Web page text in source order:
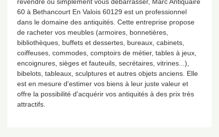
60 à Bethancourt En Valois 60129 est un professionnel
dans le domaine des antiquités. Cette entreprise propose
de racheter vos meubles (armoires, bonnetières,
bibliothèques, buffets et dessertes, bureaux, cabinets,
coiffeuses, commodes, comptoirs de métier, tables à jeux,
encoignures, sièges et fauteuils, secrétaires, vitrines...),
bibelots, tableaux, sculptures et autres objets anciens. Elle
est en mesure d'estimer vos biens à leur juste valeur et
offre la possibilité d'acquérir vos antiquités à des prix très
attractifs.